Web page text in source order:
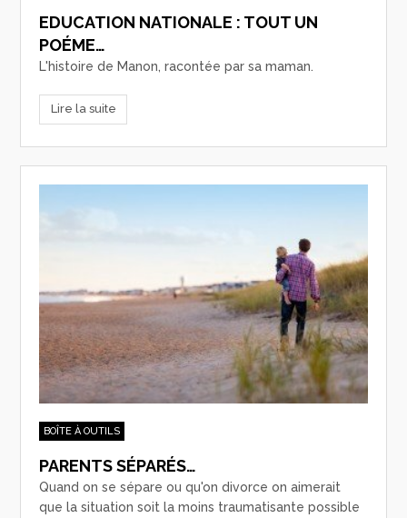
EDUCATION NATIONALE : TOUT UN
POÉME…
L'histoire de Manon, racontée par sa maman.
Lire la suite
BOÎTE À OUTILS
PARENTS SÉPARÉS…
Quand on se sépare ou qu'on divorce on aimerait
que la situation soit la moins traumatisante possible